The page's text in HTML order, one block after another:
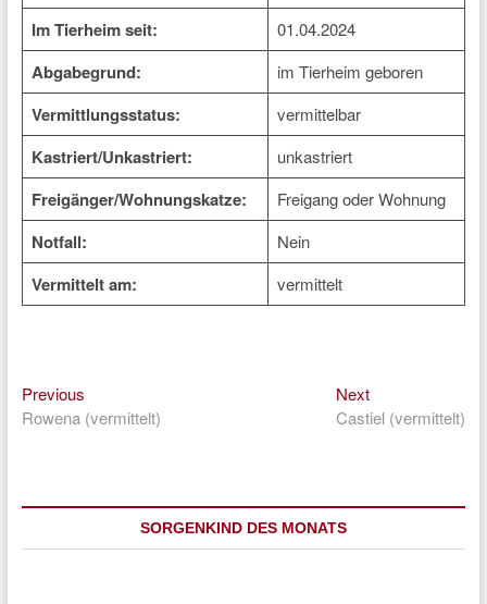
Im Tierheim seit: 01.04.2024
Abgabegrund: im Tierheim geboren
Vermittlungsstatus: vermittelbar
Kastriert/Unkastriert: unkastriert
Freigänger/Wohnungskatze: Freigang oder Wohnung
Notfall: Nein
Vermittelt am: vermittelt
Beitragsnavigation
PreviousPrevious
post:
Rowena (vermittelt)
NextNext
post:
Castiel (vermittelt)
SORGENKIND DES MONATS